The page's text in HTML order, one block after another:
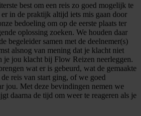
best om een reis zo goed mogelijk te
in de praktijk altijd iets mis gaan door
bedoeling om op de eerste plaats ter
oplossing zoeken. We houden daar
begeleider samen met de deelnemer(s)
alsnog van mening dat je klacht niet
je jou klacht bij Flow Reizen neerleggen.
wat er is gebeurd, wat de gemaakte
reis van start ging, of we goed
jou. Met deze bevindingen nemen we
daarna de tijd om weer te reageren als je